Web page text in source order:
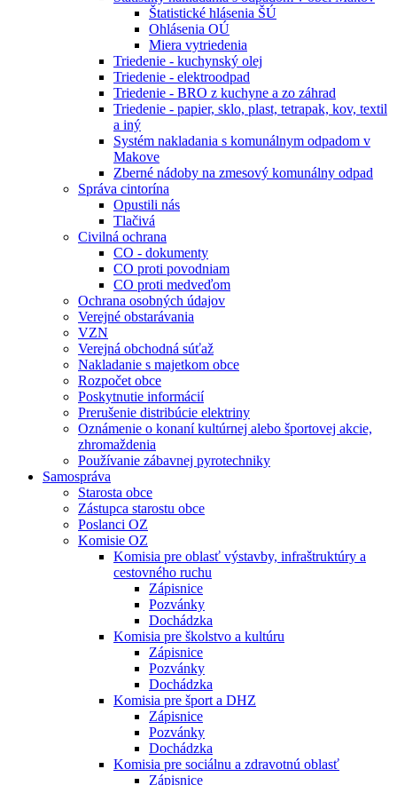
Štatistické hlásenia ŠÚ
Ohlásenia OÚ
Miera vytriedenia
Triedenie - kuchynský olej
Triedenie - elektroodpad
Triedenie - BRO z kuchyne a zo záhrad
Triedenie - papier, sklo, plast, tetrapak, kov, textil
a iný
Systém nakladania s komunálnym odpadom v
Makove
Zberné nádoby na zmesový komunálny odpad
Správa cintorína
Opustili nás
Tlačivá
Civilná ochrana
CO - dokumenty
CO proti povodniam
CO proti medveďom
Ochrana osobných údajov
Verejné obstarávania
VZN
Verejná obchodná súťaž
Nakladanie s majetkom obce
Rozpočet obce
Poskytnutie informácií
Prerušenie distribúcie elektriny
Oznámenie o konaní kultúrnej alebo športovej akcie,
zhromaždenia
Používanie zábavnej pyrotechniky
Samospráva
Starosta obce
Zástupca starostu obce
Poslanci OZ
Komisie OZ
Komisia pre oblasť výstavby, infraštruktúry a
cestovného ruchu
Zápisnice
Pozvánky
Dochádzka
Komisia pre školstvo a kultúru
Zápisnice
Pozvánky
Dochádzka
Komisia pre šport a DHZ
Zápisnice
Pozvánky
Dochádzka
Komisia pre sociálnu a zdravotnú oblasť
Zápisnice